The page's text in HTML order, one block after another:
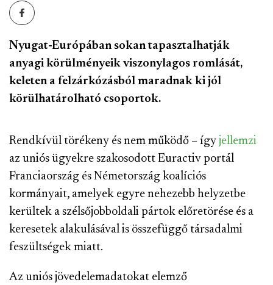
Nyugat-Európában sokan tapasztalhatják
anyagi körülményeik viszonylagos romlását,
keleten a felzárkózásból maradnak ki jól
körülhatárolható csoportok.
Rendkívül törékeny és nem működő – így jellemzi
az uniós ügyekre szakosodott Euractiv portál
Franciaország és Németország koalíciós
kormányait, amelyek egyre nehezebb helyzetbe
kerültek a szélsőjobboldali pártok előretörése és a
keresetek alakulásával is összefüggő társadalmi
feszültségek miatt.
Az uniós jövedelemadatokat elemző